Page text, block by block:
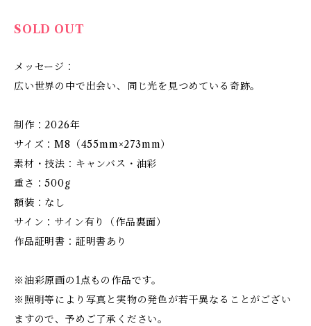
SOLD OUT
メッセージ：
広い世界の中で出会い、同じ光を見つめている奇跡。
制作：2026年
サイズ：M8（455mm×273mm）
素材・技法：キャンバス・油彩
重さ：500g
額装：なし
サイン：サイン有り（作品裏面）
作品証明書：証明書あり
※油彩原画の1点もの作品です。
※照明等により写真と実物の発色が若干異なることがござい
ますので、予めご了承ください。